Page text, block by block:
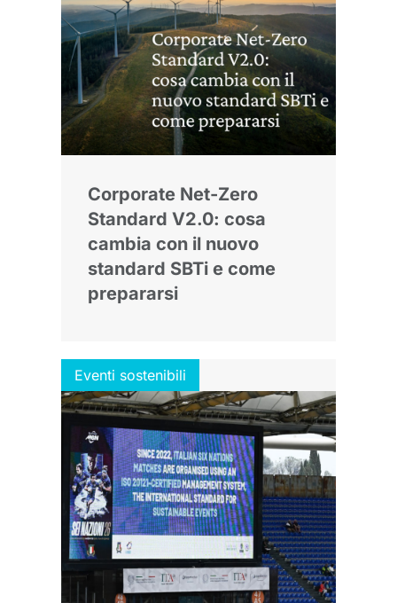
Corporate Net-Zero
Standard V2.0: cosa
cambia con il nuovo
standard SBTi e come
prepararsi
Eventi sostenibili